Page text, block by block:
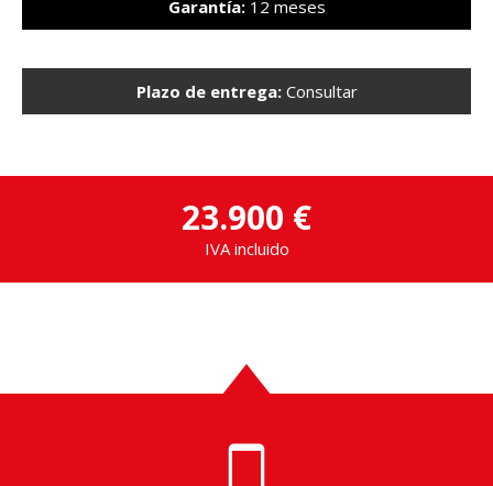
Garantía:12 meses
Plazo de entrega:Consultar
23.900 €
IVA incluido